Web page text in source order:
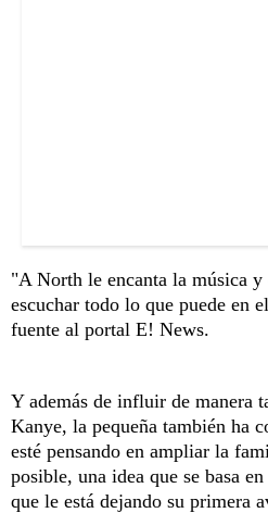
"A North le encanta la música y
escuchar todo lo que puede en
fuente al portal E! News.
Y además de influir de manera
Kanye, la pequeña también ha
esté pensando en ampliar la
posible, una idea que se basa
que le está dejando su primera